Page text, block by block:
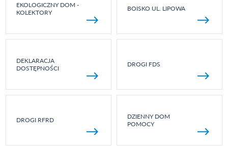
EKOLOGICZNY DOM -
KOLEKTORY
BOISKO UL. LIPOWA
DEKLARACJA
DOSTĘPNOŚCI
DROGI FDS
DROGI RFRD
DZIENNY DOM
POMOCY